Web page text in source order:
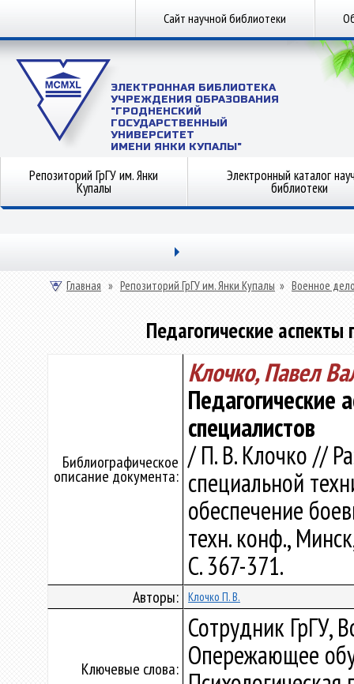
Сайт научной библиотеки
ЭЛЕКТРОННАЯ БИБЛИОТЕКА
УЧРЕЖДЕНИЯ ОБРАЗОВАНИЯ
"ГРОДНЕНСКИЙ
ГОСУДАРСТВЕННЫЙ
УНИВЕРСИТЕТ
ИМЕНИ ЯНКИ КУПАЛЫ"
Репозиторий ГрГУ им. Янки
Купалы
Электронный каталог
библиотеки
Главная » Репозиторий ГрГУ им. Янки Купалы » Военное
Педагогические
Библиографическое
описание документа:
Клочко, Павел
Педагогические
специалистов
/ П. В. Клочко //
специальной
обеспечение
техн. конф.,
С. 367-371.
Авторы: Клочко П. В.
Ключевые слова:
Сотрудник ГрГУ,
Опережающее